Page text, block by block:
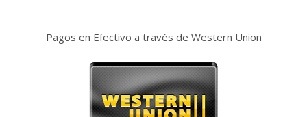
Pagos en Efectivo a través de Western Union